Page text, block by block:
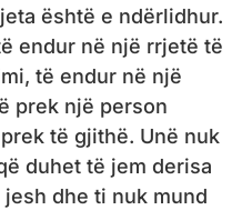
është e ndërlidhur.
endur në një rrjetë të
të endur në një
prek një person
të gjithë. Unë nuk
duhet të jem derisa
dhe ti nuk mund